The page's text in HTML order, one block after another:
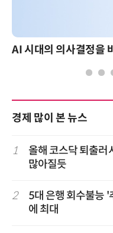
경제 많이 본 뉴스
1
올해 코스닥 퇴출
많아질듯
2
5대 은행 회수불능
에 최대